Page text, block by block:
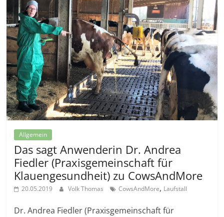
Allgemein
Das sagt Anwenderin Dr. Andrea
Fiedler (Praxisgemeinschaft für
Klauengesundheit) zu CowsAndMore
20.05.2019 Volk Thomas CowsAndMore, Laufstall
Dr. Andrea Fiedler (Praxisgemeinschaft für